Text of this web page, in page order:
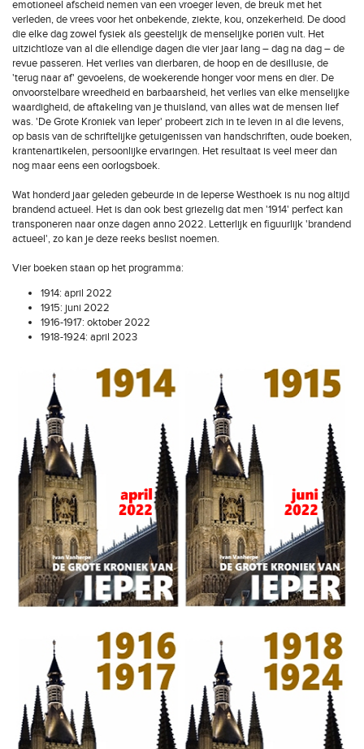
emotioneel afscheid nemen van een vroeger leven, de breuk met het
verleden, de vrees voor het onbekende, ziekte, kou, onzekerheid. De dood
die elke dag zowel fysiek als geestelijk de menselijke poriën vult. Het
uitzichtloze van al die ellendige dagen die vier jaar lang – dag na dag – de
revue passeren. Het verlies van dierbaren, de hoop en de desillusie, de
'terug naar af' gevoelens, de woekerende honger voor mens en dier. De
onvoorstelbare wreedheid en barbaarsheid, het verlies van elke menselijke
waardigheid, de aftakeling van je thuisland, van alles wat de mensen lief
was. 'De Grote Kroniek van Ieper' probeert zich in te leven in al die levens,
op basis van de schriftelijke getuigenissen van handschriften, oude boeken,
krantenartikelen, persoonlijke ervaringen. Het resultaat is veel meer dan
nog maar eens een oorlogsboek.
Wat honderd jaar geleden gebeurde in de Ieperse Westhoek is nu nog altijd
brandend actueel. Het is dan ook best griezelig dat men '1914' perfect kan
transponeren naar onze dagen anno 2022. Letterlijk en figuurlijk 'brandend
actueel', zo kan je deze reeks beslist noemen.
Vier boeken staan op het programma:
1914: april 2022
1915: juni 2022
1916-1917: oktober 2022
1918-1924: april 2023